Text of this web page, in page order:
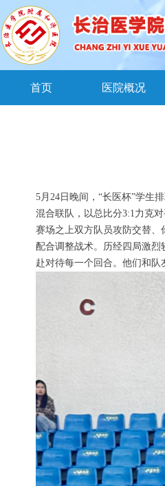
首页 医院概况
5月24日晚间，“长医杯”学生
混合联队，以总比分3:1力克
赛场之上双方队员攻防交替
配合调整战术。历经四局激
赴对待每一个回合。他们和